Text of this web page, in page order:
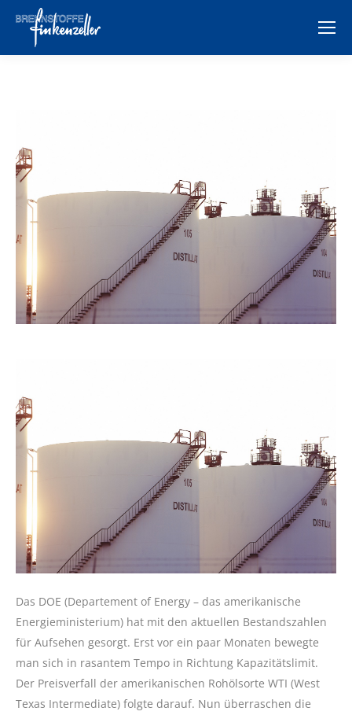
Das DOE (Departement of Energy – das amerikanische
Energieministerium) hat mit den aktuellen Bestandszahlen
für Aufsehen gesorgt. Erst vor ein paar Monaten bewegte
man sich in rasantem Tempo in Richtung Kapazitätslimit.
Der Preisverfall der amerikanischen Rohölsorte WTI (West
Texas Intermediate) folgte darauf. Nun überraschen die